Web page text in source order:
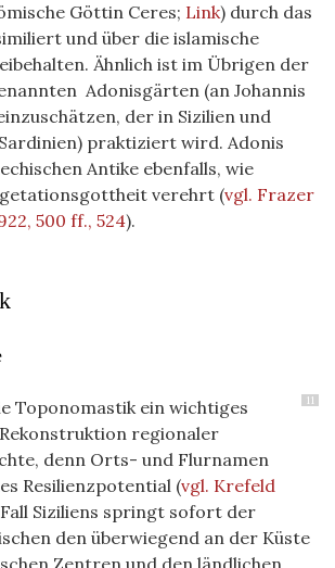
Göttin Ceres; Link) durch das
und über die islamische
Ähnlich ist im Übrigen der
Adonisgärten (an Johannis
der in Sizilien und
praktiziert wird. Adonis
Antike ebenfalls, wie
verehrt (vgl. Frazer
500 ff., 524).
11
Toponomastik ein wichtiges
regionaler
denn Orts- und Flurnamen
Resilienzpotential (vgl. Krefeld
Siziliens springt sofort der
den überwiegend an der Küste
Zentren und den ländlichen